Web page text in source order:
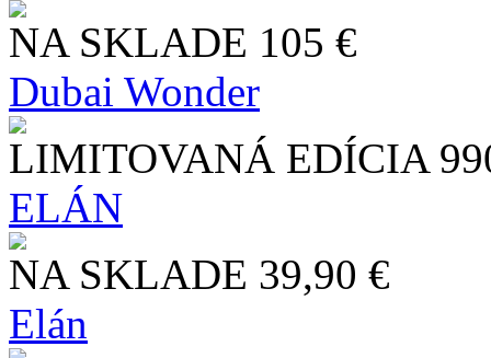
NA SKLADE 105 €
Dubai Wonder
LIMITOVANÁ EDÍCIA
ELÁN
NA SKLADE 39,90 €
Elán